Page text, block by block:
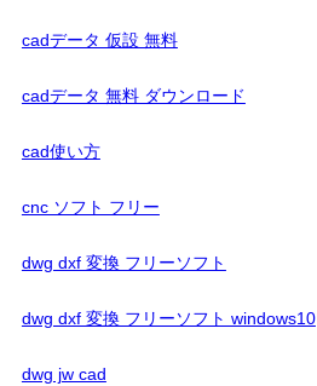
cadデータ 仮設 無料
cadデータ 無料 ダウンロード
cad使い方
cnc ソフト フリー
dwg dxf 変換 フリーソフト
dwg dxf 変換 フリーソフト windows10
dwg jw cad